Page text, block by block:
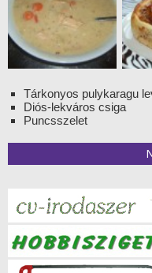
Tárkonyos pulykaragu
Diós-lekváros csiga
Puncsszelet